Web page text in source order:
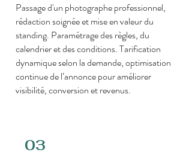
Passage d'un photographe professionnel,
rédaction soignée et mise en valeur du
standing. Paramétrage des règles, du
calendrier et des conditions. Tarification
dynamique selon la demande, optimisation
continue de l’annonce pour améliorer
visibilité, conversion et revenus.
03